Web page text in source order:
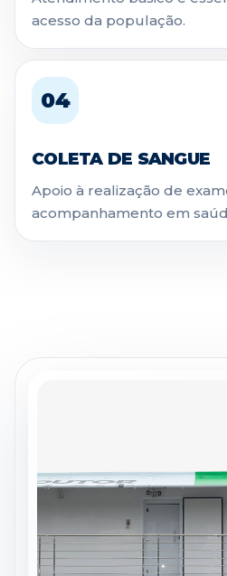
acesso da população.
04
COLETA DE SANGUE
Apoio à realização de
acompanhamento em